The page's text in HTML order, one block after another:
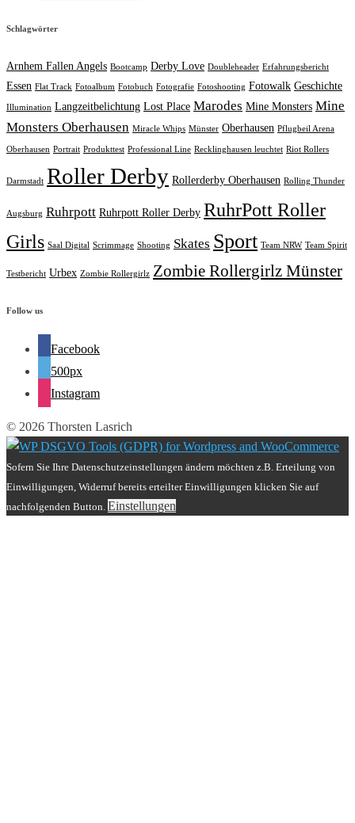
Schlagwörter
Arnhem Fallen Angels Bootcamp Derby Love Doubleheader Erfahrungsbericht
Essen Flat Track Fotoalbum Fotobuch Fotografie Fotoshooting Fotowalk Geschichte
Illumination Langzeitbelichtung Lost Place Marodes Mine Monsters Mine
Monsters Oberhausen Miracle Whips Münster Oberhausen Pflugbeil Arena
Oberhausen Portrait Produkttest Professional Line Recklinghausen leuchtet Riot Rollers
Darmstadt Roller Derby Rollerderby Oberhausen Rolling Thunder
Augsburg Ruhrpott Ruhrpott Roller Derby RuhrPott Roller
Girls Saal Digital Scrimmage Shooting Skates Sport Team NRW Team Spirit
Testbericht Urbex Zombie Rollergirlz Zombie Rollergirlz Münster
Follow us
Facebook
500px
Instagram
© 2026 Thorsten Lasrich
Sofern Sie Ihre Datenschutzeinstellungen ändern möchten z.B. Erteilung von
Einwilligungen, Widerruf bereits erteilter Einwilligungen klicken Sie auf
nachfolgenden Button. Einstellungen